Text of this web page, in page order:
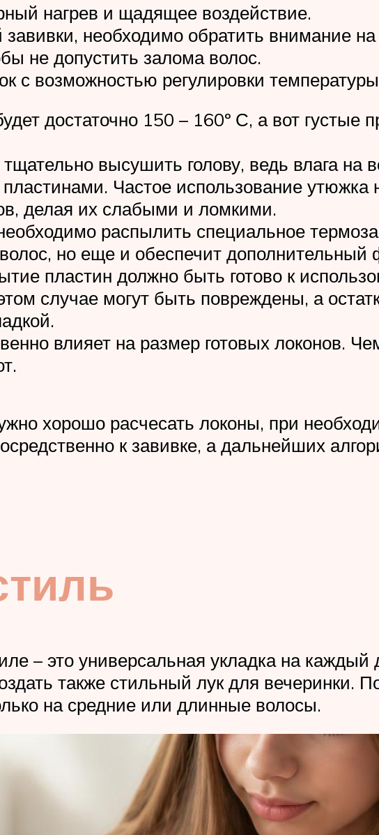
нагрев и щадящее воздействие.
необходимо обратить внимание
не допустить залома волос.
с возможностью регулировки
достаточно 150 – 160º С, а вот густые
высушить голову, ведь влага на
пластинами. Частое использование
делая их слабыми и ломкими.
распылить специальное
но еще и обеспечит
пластин должно быть готово к
случае могут быть повреждены, а
влияет на размер готовых локонов.
хорошо расчесать локоны, при
к завивке, а дальнейших
– это универсальная укладка на
также стильный лук для вечеринки.
на средние или длинные волосы.